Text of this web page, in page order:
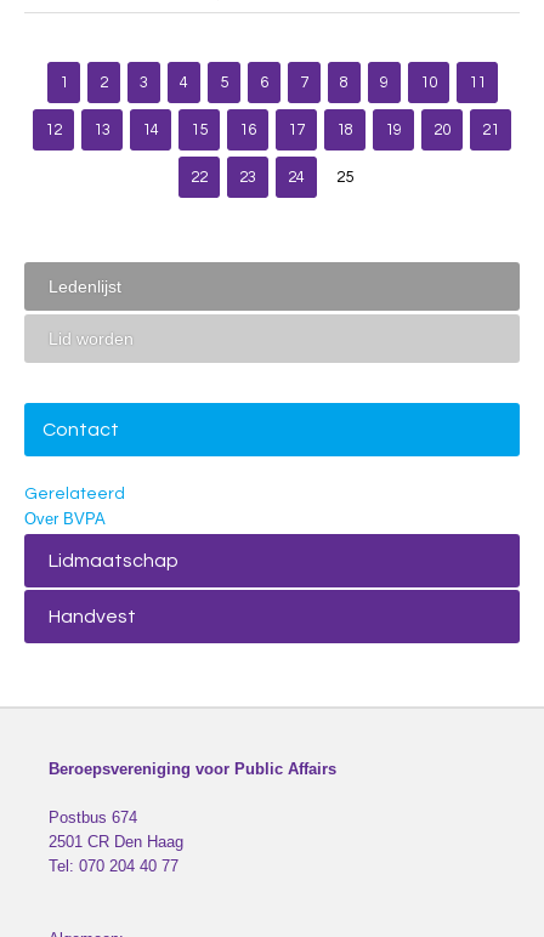
1 2 3 4 5 6 7 8 9 10 11
12 13 14 15 16 17 18 19 20 21
22 23 24 25
Ledenlijst
Lid worden
Contact
Gerelateerd
Over BVPA
Lidmaatschap
Handvest
Beroepsvereniging voor Public Affairs
Postbus 674
2501 CR Den Haag
Tel: 070 204 40 77